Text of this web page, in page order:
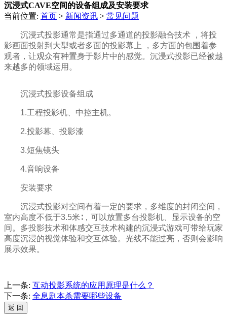
沉浸式CAVE空间的设备组成及安装要求
当前位置: 首页 > 新闻资讯 > 常见问题
沉浸式投影通常是指通过多通道的投影融合技术 ，将投
影画面投射到大型或者多面的投影幕上 ，多方面的包围着参
观者，让观众有种置身于影片中的感觉。沉浸式投影已经被越
来越多的领域运用。
沉浸式投影设备组成
1.工程投影机、中控主机。
2.投影幕、投影漆
3.短焦镜头
4.音响设备
安装要求
沉浸式投影对空间有着一定的要求，多维度的封闭空间，
室内高度不低于3.5米∶，可以放置多台投影机、显示设备的空
间。多投影技术和体感交互技术构建的沉浸式游戏可带给玩家
高度沉浸的视觉体验和交互体验。光线不能过亮，否则会影响
展示效果。
上一条: 互动投影系统的应用原理是什么？
下一条: 全息剧本杀需要哪些设备